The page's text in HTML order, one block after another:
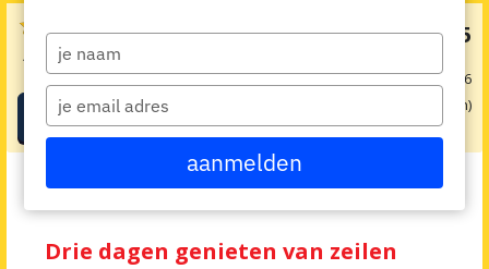


4.6 / 5 (299 beoordelingen)
Boeken
v.a. € 575
obv 1 pers. op 01-09-2026
3 dag(en)
Alle vakanties en cursussen
Drie dagen genieten van zeilen
Type
your
name
Type
your
email
aanmelden